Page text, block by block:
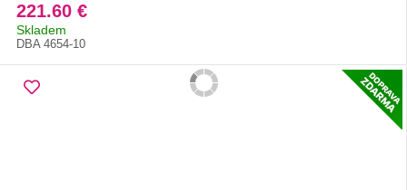
221.60 €
Skladem
DBA 4654-10